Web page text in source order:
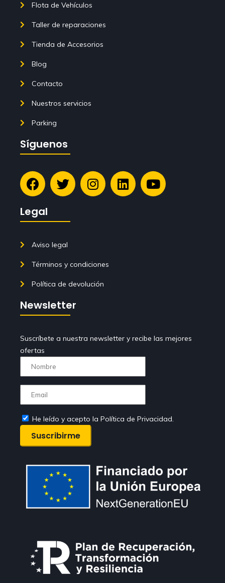
Flota de Vehículos
Taller de reparaciones
Tienda de Accesorios
Blog
Contacto
Nuestros servicios
Parking
Síguenos
Legal
Aviso legal
Términos y condiciones
Política de devolución
Newsletter
Suscríbete a nuestra newsletter y recibe las mejores
ofertas
He leído y acepto la Política de Privacidad.